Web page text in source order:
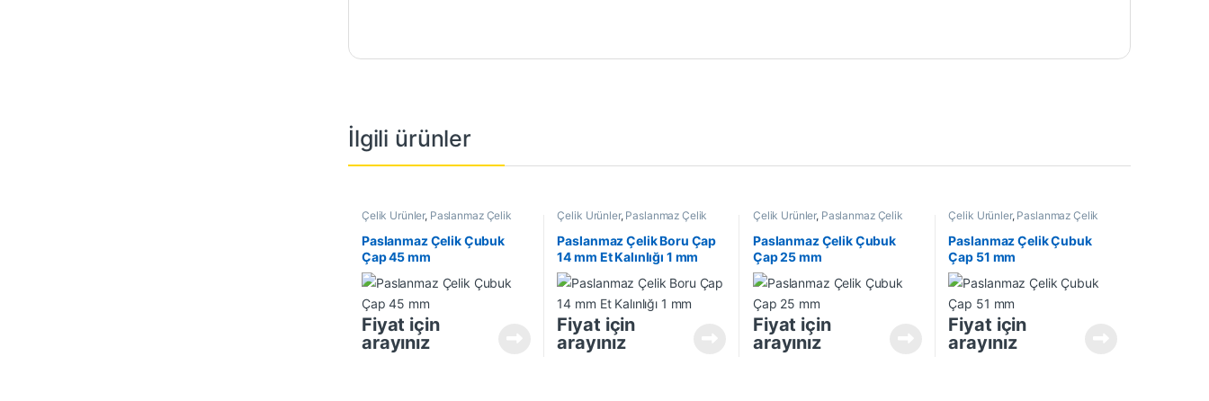
İlgili ürünler
Çelik Ürünler, Paslanmaz Çelik
Çubuk
Paslanmaz Çelik Çubuk
Çap 45 mm
Fiyat için
arayınız
Çelik Ürünler, Paslanmaz Çelik
Boru
Paslanmaz Çelik Boru Çap
14 mm Et Kalınlığı 1 mm
Fiyat için
arayınız
Çelik Ürünler, Paslanmaz Çelik
Çubuk
Paslanmaz Çelik Çubuk
Çap 25 mm
Fiyat için
arayınız
Çelik Ürünler, Paslanmaz Çelik
Çubuk
Paslanmaz Çelik Çubuk
Çap 51 mm
Fiyat için
arayınız